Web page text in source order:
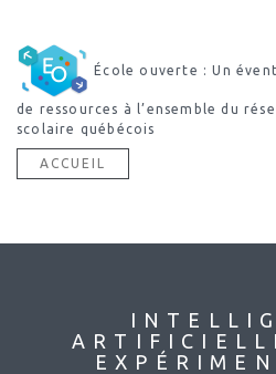
École ouverte : Un
de ressources à l’ensemble du
scolaire québécois
ACCUEIL